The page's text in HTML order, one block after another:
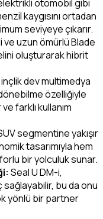
otomobil gibi
kaygısını ortadan
seviyeye çıkarır.
ve uzun ömürlü Blade
oluşturarak hibrit
dev multimedya
özelliğiyle
farklı kullanım
segmentine yakışır
tasarımıyla hem
bir yolculuk sunar.
Seal U DM-i,
sağlayabilir, bu da onu
yönlü bir partner